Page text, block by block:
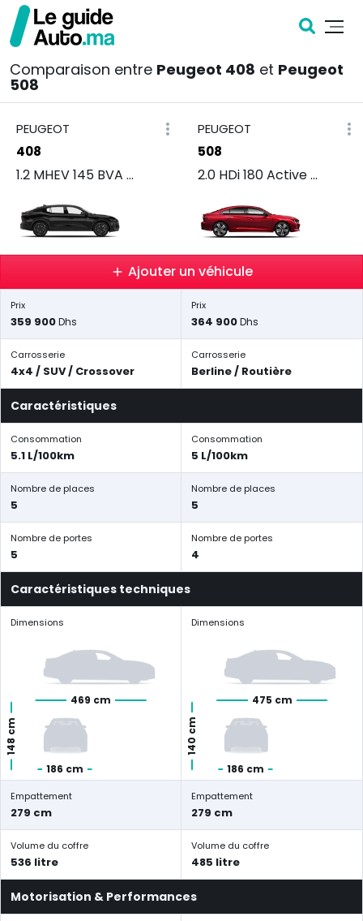
Comparaison entre Peugeot 408 et Peugeot
508
PEUGEOT
408
1.2 MHEV 145 BVA Allure
PEUGEOT
508
2.0 HDi 180 Active Pack
Ajouter un véhicule
Prix
359 900Dhs
Prix
364 900Dhs
Carrosserie
4x4 / SUV / Crossover
Carrosserie
Berline / Routière
Caractéristiques
Consommation
5.1 L/100km
Consommation
5 L/100km
Nombre de places
5
Nombre de places
5
Nombre de portes
5
Nombre de portes
4
Caractéristiques techniques
Dimensions
469 cm
186 cm
148 cm
Dimensions
475 cm
186 cm
140 cm
Empattement
279 cm
Empattement
279 cm
Volume du coffre
536 litre
Volume du coffre
485 litre
Motorisation & Performances